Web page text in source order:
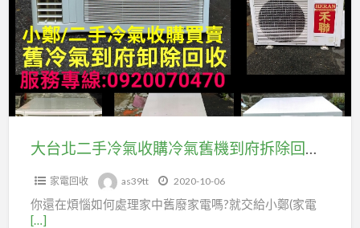
到
府
冷
氣
拆
二
手
冷
氣
收
購
大台北二手冷氣收購冷氣舊機到府拆除回收0920070470
家電回收 as39tt 2020-10-06
你還在煩惱如何處理家中舊廢家電嗎?就交給小鄭(家電
[…]